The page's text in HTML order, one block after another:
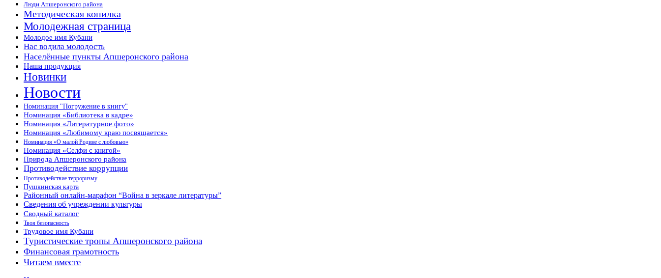
Люди Апшеронского района
Методическая копилка
Молодежная страница
Молодое имя Кубани
Нас водила молодость
Населённые пункты Апшеронского района
Наша продукция
Новинки
Новости
Номинация "Погружение в книгу"
Номинация «Библиотека в кадре»
Номинация «Литературное фото»
Номинация «Любимому краю посвящается»
Номинация «О малой Родине с любовью»
Номинация «Селфи с книгой»
Природа Апшеронского района
Противодействие коррупции
Противодействие терроризму
Пушкинская карта
Районный онлайн-марафон “Война в зеркале литературы”
Сведения об учреждении культуры
Сводный каталог
Твоя безопасность
Трудовое имя Кубани
Туристические тропы Апшеронского района
Финансовая грамотность
Читаем вместе